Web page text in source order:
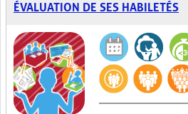
ÉVALUATION DE SES HABILETÉS